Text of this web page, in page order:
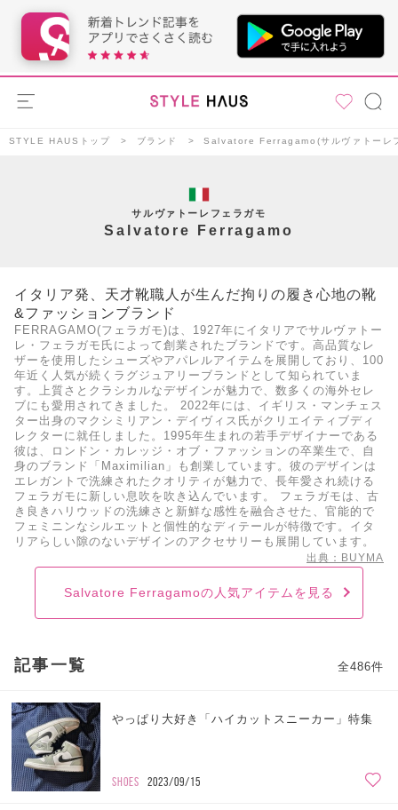
STYLE HAUSトップ ブランド Salvatore Ferragamo(サルヴァトーレ
サルヴァトーレフェラガモ
Salvatore Ferragamo
イタリア発、天才靴職人が生んだ拘りの履き心地の靴
&ファッションブランド
FERRAGAMO(フェラガモ)は、1927年にイタリアでサルヴァトー
レ・フェラガモ氏によって創業されたブランドです。高品質なレ
ザーを使用したシューズやアパレルアイテムを展開しており、100
年近く人気が続くラグジュアリーブランドとして知られていま
す。上質さとクラシカルなデザインが魅力で、数多くの海外セレ
ブにも愛用されてきました。 2022年には、イギリス・マンチェス
ター出身のマクシミリアン・デイヴィス氏がクリエイティブディ
レクターに就任しました。1995年生まれの若手デザイナーである
彼は、ロンドン・カレッジ・オブ・ファッションの卒業生で、自
身のブランド「Maximilian」も創業しています。彼のデザインは
エレガントで洗練されたクオリティが魅力で、長年愛され続ける
フェラガモに新しい息吹を吹き込んでいます。 フェラガモは、古
き良きハリウッドの洗練さと新鮮な感性を融合させた、官能的で
フェミニンなシルエットと個性的なディテールが特徴です。イタ
リアらしい隙のないデザインのアクセサリーも展開しています。
出典：BUYMA
Salvatore Ferragamoの人気アイテムを見る
記事一覧 全486件
やっぱり大好き「ハイカットスニーカー」特集
SHOES 2023/09/15